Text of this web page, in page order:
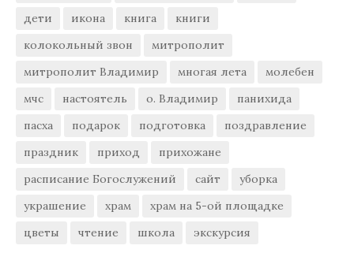
дети
икона книга
книги
колокольный звон
митрополит
митрополит Владимир
многая лета
молебен
мчс
настоятель о. Владимир
панихида
пасха
подарок подготовка
поздравление
праздник
приход
прихожане
расписание Богослужений
сайт
уборка
украшение
храм
храм на 5-ой площадке
цветы
чтение школа экскурсия